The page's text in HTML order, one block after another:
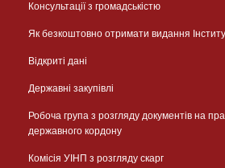
Консультації з громадськістю
Як безкоштовно отримати видання
Відкриті дані
Державні закупівлі
Робоча група з розгляду документів на
державного кордону
Комісія УІНП з розгляду скарг